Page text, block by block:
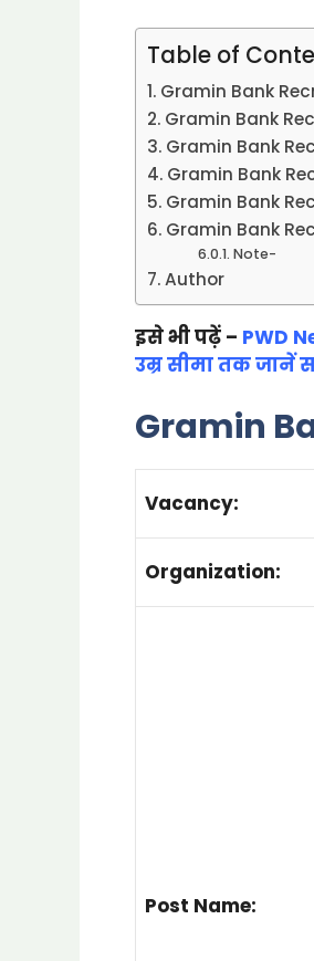
Table of
Gramin Bank
Gramin Bank
Gramin Bank
Gramin Bank
Gramin Bank
Gramin Bank
Note-
Author
इसे भी पढ़ें – PWD
उम्र सीमा तक जानें
Gramin
Vacancy:
Organization:
Post Name: